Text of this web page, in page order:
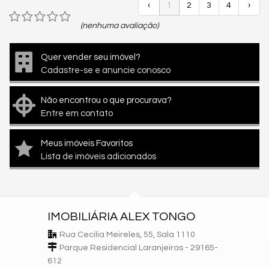
‹ 1 2 3 4 ›
(nenhuma avaliação)
Quer vender seu imóvel?
Cadastre-se e anuncie conosco
Não encontrou o que procurava?
Entre em contato
Meus imóveis Favoritos
Lista de imóveis adicionados
IMOBILIÁRIA ALEX TONGO
Rua Cecilia Meireles, 55, Sala 1110
Parque Residencial Laranjeiras - 29165-
612